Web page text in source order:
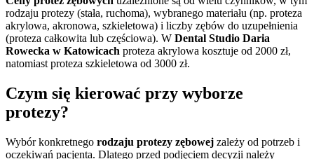
rodzaju protezy (stała, ruchoma), wybranego materiału (np. proteza
akrylowa, akronowa, szkieletowa) i liczby zębów do uzupełnienia
(proteza całkowita lub częściowa). W Dental Studio Daria
Rowecka w Katowicach proteza akrylowa kosztuje od 2000 zł,
natomiast proteza szkieletowa od 3000 zł.
Czym się kierować przy wyborze
protezy?
Wybór konkretnego rodzaju protezy zębowej zależy od potrzeb i
oczekiwań pacjenta. Dlatego przed podjęciem decyzji należy